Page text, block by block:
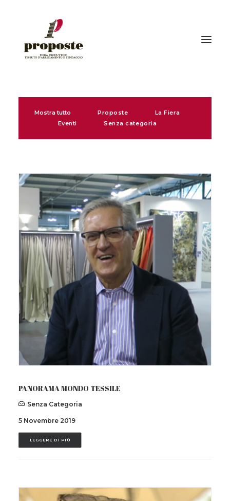
Espositori
Eventi
Gallery
Stampa
News
Contatti
IT
EN
Ricerca
Mostra tutto Proposte
La Fiera
Eventi
Senza categoria
PANORAMA MONDO TESSILE
Senza Categoria
5 Novembre 2019
LEGGERE DI PIÙ